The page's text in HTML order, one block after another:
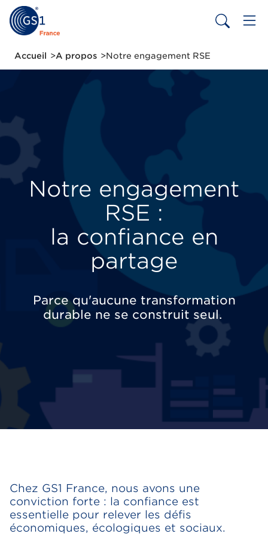
Aller
au
contenu
d'Ariane
Accueil A propos Notre engagement RSE
Notre engagement
RSE :
la confiance en
partage
Parce qu'aucune transformation
durable ne se construit seul.
Chez GS1 France, nous avons une
conviction forte : la confiance est
essentielle pour relever les défis
économiques, écologiques et sociaux.